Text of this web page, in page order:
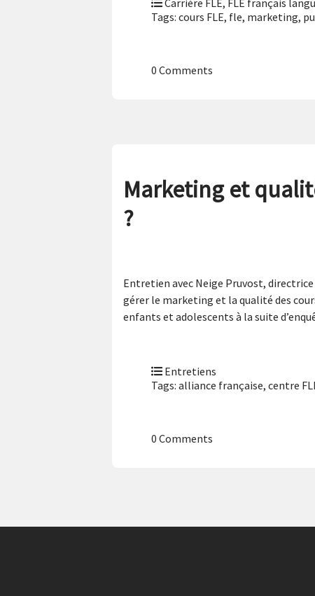
Tags: cours FLE, fle, marketing,
0 Comments
Marketing et
?
Entretien avec Neige Pruvost,
gérer le marketing et la qualité des
enfants et adolescents à la suite
Entretiens
Tags: alliance française, centre
0 Comments